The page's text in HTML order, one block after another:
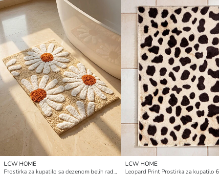
LCW HOME
Prostirka za kupatilo sa dezenom belih rada 50x80 cm
LCW HOME